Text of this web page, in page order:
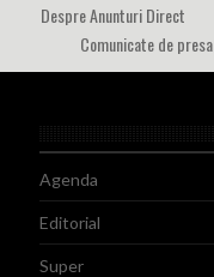
Despre Anunturi Direct
Comunicate de presa
Agenda
Editorial
Super